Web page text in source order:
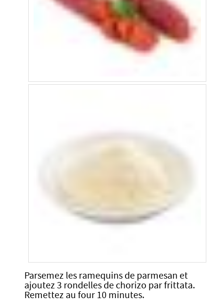
Parsemez les ramequins de parmesan et
ajoutez 3 rondelles de chorizo par frittata.
Remettez au four 10 minutes.